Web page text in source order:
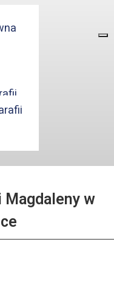
Magdaleny w